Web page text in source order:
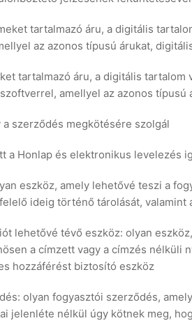
tartalmazó áru, a digitális
az azonos típusú árukat,
tartalmazó áru, a digitális
amellyel az azonos
szerződés megkötésére szolgál
a Honlap és elektronikus
eszköz, amely lehetővé teszi a
ideig történő tárolását,
lehetővé tévő eszköz: olyan
a címzett vagy a címzés nélküli
hozzáférést biztosító eszköz
olyan fogyasztói szerződés,
jelenléte nélkül úgy kötnek meg,